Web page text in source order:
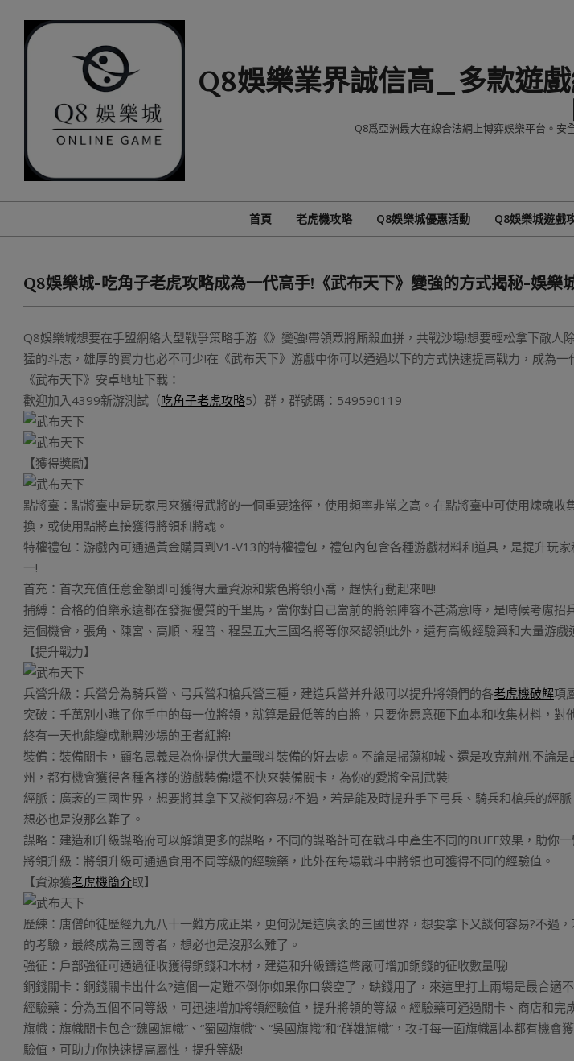
content
Q8娛樂業界誠信高_多款遊
Q8爲亞洲最大在線合法網上博弈娛樂平台。
Menu
首頁 老虎機攻略 Q8娛樂城優惠活動 Q8娛樂城遊戲
Q8娛樂城-吃角子老虎攻略成為一代高手!《武布天下》變強的方式揭秘-娛樂
Q8娛樂城想要在手盟網絡大型戰爭策略手游《》變強!帶領眾將廝殺血拼，共戰沙場!想要輕松拿下敵人
猛的斗志，雄厚的實力也必不可少!在《武布天下》游戲中你可以通過以下的方式快速提高戰力，成為一
《武布天下》安卓地址下載：
歡迎加入4399新游測試（吃角子老虎攻略5）群，群號碼：549590119
【獲得獎勵】
點將臺：點將臺中是玩家用來獲得武將的一個重要途徑，使用頻率非常之高。在點將臺中可使用煉魂收
換，或使用點將直接獲得將領和將魂。
特權禮包：游戲內可通過黃金購買到V1-V13的特權禮包，禮包內包含各種游戲材料和道具，是提升玩
一!
首充：首次充值任意金額即可獲得大量資源和紫色將領小喬，趕快行動起來吧!
捕縛：合格的伯樂永遠都在發掘優質的千里馬，當你對自己當前的將領陣容不甚滿意時，是時候考慮招
這個機會，張角、陳宮、高順、程普、程昱五大三國名將等你來認領!此外，還有高級經驗藥和大量游戲
【提升戰力】
兵營升級：兵營分為騎兵營、弓兵營和槍兵營三種，建造兵營并升級可以提升將領們的各老虎機破解項
突破：千萬別小瞧了你手中的每一位將領，就算是最低等的白將，只要你愿意砸下血本和收集材料，對
終有一天也能變成馳騁沙場的王者紅將!
裝備：裝備關卡，顧名思義是為你提供大量戰斗裝備的好去處。不論是掃蕩柳城、還是攻克荊州;不論是
州，都有機會獲得各種各樣的游戲裝備!還不快來裝備關卡，為你的愛將全副武裝!
經脈：廣袤的三國世界，想要將其拿下又談何容易?不過，若是能及時提升手下弓兵、騎兵和槍兵的經脈
想必也是沒那么難了。
謀略：建造和升級謀略府可以解鎖更多的謀略，不同的謀略計可在戰斗中產生不同的BUFF效果，助你一
將領升級：將領升級可通過食用不同等級的經驗藥，此外在每場戰斗中將領也可獲得不同的經驗值。
【資源獲老虎機簡介取】
歷練：唐僧師徒歷經九九八十一難方成正果，更何況是這廣袤的三國世界，想要拿下又談何容易?不過
的考驗，最終成為三國尊者，想必也是沒那么難了。
強征：戶部強征可通過征收獲得銅錢和木材，建造和升級鑄造幣廠可增加銅錢的征收數量哦!
銅錢關卡：銅錢關卡出什么?這個一定難不倒你!如果你口袋空了，缺錢用了，來這里打上兩場是最合適
經驗藥：分為五個不同等級，可迅速增加將領經驗值，提升將領的等級。經驗藥可通過關卡、商店和完
旗幟：旗幟關卡包含“魏國旗幟”、“蜀國旗幟”、“吳國旗幟”和“群雄旗幟”，攻打每一面旗幟副本都有機會
驗值，可助力你快速提高屬性，提升等級!